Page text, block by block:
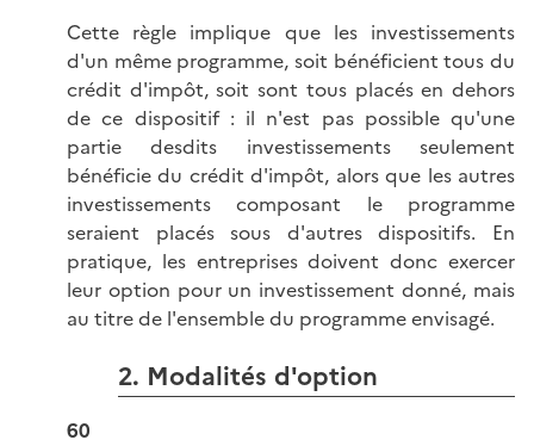
Cette règle implique que les investissements
d'un même programme, soit bénéficient tous du
crédit d'impôt, soit sont tous placés en dehors
de ce dispositif : il n'est pas possible qu'une
partie desdits investissements seulement
bénéficie du crédit d'impôt, alors que les autres
investissements composant le programme
seraient placés sous d'autres dispositifs. En
pratique, les entreprises doivent donc exercer
leur option pour un investissement donné, mais
au titre de l'ensemble du programme envisagé.
2. Modalités d'option
60